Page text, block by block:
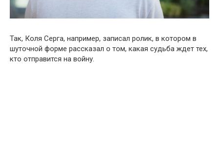
Так, Коля Серга, например, записал ролик, в котором в
шуточной форме рассказал о том, какая судьба ждет тех,
кто отправится на войну.